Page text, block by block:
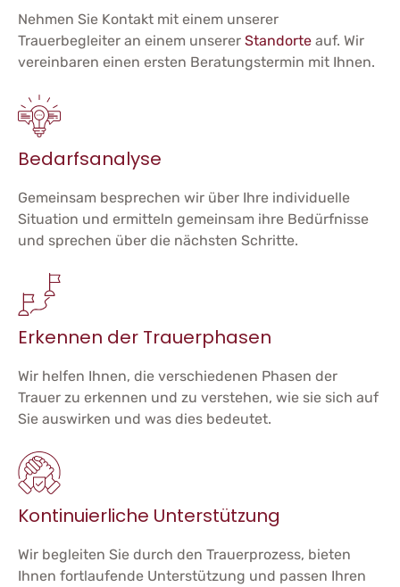
Nehmen Sie Kontakt mit einem unserer
Trauerbegleiter an einem unserer Standorte auf. Wir
vereinbaren einen ersten Beratungstermin mit Ihnen.
Bedarfsanalyse
Gemeinsam besprechen wir über Ihre individuelle
Situation und ermitteln gemeinsam ihre Bedürfnisse
und sprechen über die nächsten Schritte.
Erkennen der Trauerphasen
Wir helfen Ihnen, die verschiedenen Phasen der
Trauer zu erkennen und zu verstehen, wie sie sich auf
Sie auswirken und was dies bedeutet.
Kontinuierliche Unterstützung
Wir begleiten Sie durch den Trauerprozess, bieten
Ihnen fortlaufende Unterstützung und passen Ihren